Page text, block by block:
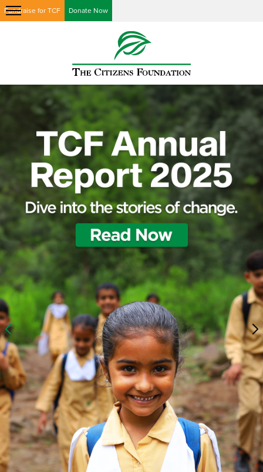
Fundraise for TCF Donate Now